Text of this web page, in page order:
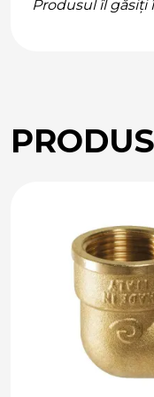
Produsul îl